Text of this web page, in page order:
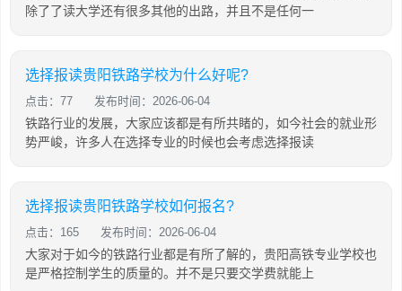
除了了读大学还有很多其他的出路，并且不是任何一
选择报读贵阳铁路学校为什么好呢?
点击：77 发布时间：2026-06-04
铁路行业的发展，大家应该都是有所共睹的，如今社会的就业形
势严峻，许多人在选择专业的时候也会考虑选择报读
选择报读贵阳铁路学校如何报名?
点击：165 发布时间：2026-06-04
大家对于如今的铁路行业都是有所了解的，贵阳高铁专业学校也
是严格控制学生的质量的。并不是只要交学费就能上